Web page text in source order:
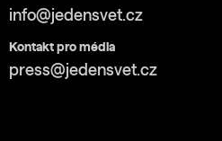
info@jedensvet.cz
Kontakt pro média
press@jedensvet.cz